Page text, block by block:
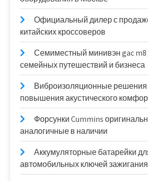
Официальный дилер с
китайских кроссоверов
Семиместный минивэн gac m8
семейных путешествий и бизнеса
Виброизоляционные решения
повышения акустического
Форсунки Cummins
аналогичные в наличии
Аккумуляторные батарейки
автомобильных ключей зажигания